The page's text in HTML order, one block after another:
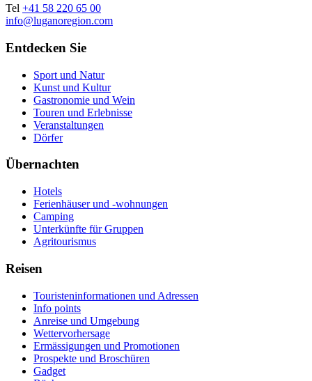
Tel +41 58 220 65 00
info@luganoregion.com
Entdecken Sie
Sport und Natur
Kunst und Kultur
Gastronomie und Wein
Touren und Erlebnisse
Veranstaltungen
Dörfer
Übernachten
Hotels
Ferienhäuser und -wohnungen
Camping
Unterkünfte für Gruppen
Agritourismus
Reisen
Touristeninformationen und Adressen
Info points
Anreise und Umgebung
Wettervorhersage
Ermässigungen und Promotionen
Prospekte und Broschüren
Gadget